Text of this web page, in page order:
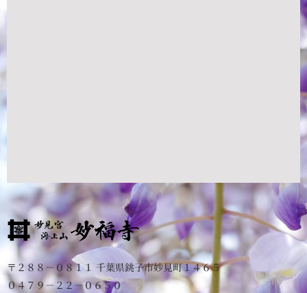
〒２８８－０８１１ 千葉県銚子市妙見町１４６５
０４７９－２２－０６５０